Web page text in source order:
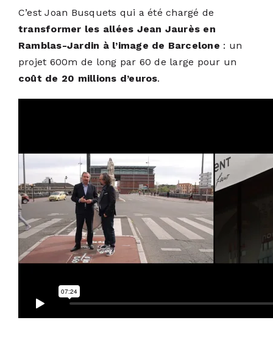
C’estJoan Busquets qui a été chargé de
transformer les allées Jean Jaurès en
Ramblas-Jardin à l’image de Barcelone : un
projet 600m de long par 60 de large pour un
coût de 20 millions d’euros.